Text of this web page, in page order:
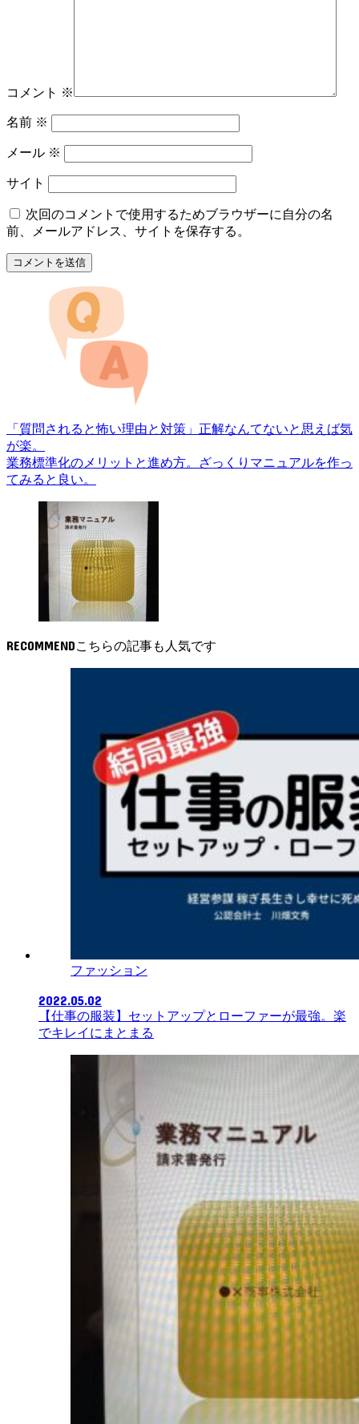
コメント ※
名前 ※
メール ※
サイト
次回のコメントで使用するためブラウザーに自分の名
前、メールアドレス、サイトを保存する。
「質問されると怖い理由と対策」正解なんてないと思えば気
が楽。
業務標準化のメリットと進め方。ざっくりマニュアルを作っ
てみると良い。
RECOMMEND
ファッション
2022.05.02
【仕事の服装】セットアップとローファーが最強。楽
でキレイにまとまる